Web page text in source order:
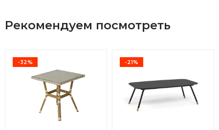
Рекомендуем посмотреть
-32% -21%